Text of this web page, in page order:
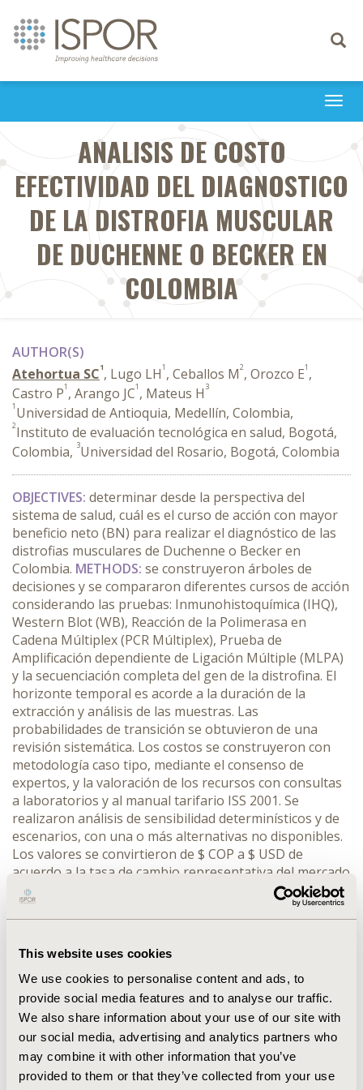
This website uses cookies
We use cookies to personalise content and ads, to
provide social media features and to analyse our traffic.
We also share information about your use of our site with
our social media, advertising and analytics partners who
may combine it with other information that you’ve
provided to them or that they’ve collected from your use
Toggle
ANALISIS DE COSTO
EFECTIVIDAD DEL DIAGNOSTICO
DE LA DISTROFIA MUSCULAR
DE DUCHENNE O BECKER EN
COLOMBIA
AUTHOR(S)
Atehortua SC1, Lugo LH1 , Ceballos M2, Orozco E1 ,
Castro P1 , Arango JC1 , Mateus H 3
1 Universidad de Antioquia, Medellín, Colombia,
2Instituto de evaluación tecnológica en salud, Bogotá,
Colombia, 3Universidad del Rosario, Bogotá, Colombia
OBJECTIVES: determinar desde la perspectiva del
sistema de salud, cuál es el curso de acción con mayor
beneficio neto (BN) para realizar el diagnóstico de las
distrofias musculares de Duchenne o Becker en
Colombia. METHODS: se construyeron árboles de
decisiones y se compararon diferentes cursos de acción
considerando las pruebas: Inmunohistoquímica (IHQ),
Western Blot (WB), Reacción de la Polimerasa en
Cadena Múltiplex (PCR Múltiplex), Prueba de
Amplificación dependiente de Ligación Múltiple (MLPA)
y la secuenciación completa del gen de la distrofina. El
horizonte temporal es acorde a la duración de la
extracción y análisis de las muestras. Las
probabilidades de transición se obtuvieron de una
revisión sistemática. Los costos se construyeron con
metodología caso tipo, mediante el consenso de
expertos, y la valoración de los recursos con consultas
a laboratorios y al manual tarifario ISS 2001. Se
realizaron análisis de sensibilidad determinísticos y de
escenarios, con una o más alternativas no disponibles.
Los valores se convirtieron de $ COP a $ USD de
acuerdo a la tasa de cambio representativa del mercado
promedio del año 2014 de $ 2.000,44.
RESULTS:para el
caso base, WB es una estrategia dominante, con un
costo de 419,07 USD y una sensibilidad del 100%. Este
técnica sea de 98,2% y su costo no supere 837,38 USD.
Sí WB no está disponible, IHQ tendría el mayor BN, y en
ausencia de las anteriores, la MLPA más secuenciación
reportaría el BN más alto.CONCLUSIONS:WB es costo
efectiva para el diagnóstico de pacientes con sospecha
de distrofia muscular de Duchenne o Becker en el
sistema de salud colombiano. La prueba IHQ se perfila
como elsecond best